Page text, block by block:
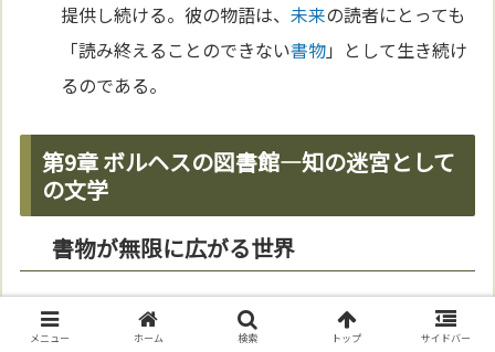
提供し続ける。彼の物語は、未来の読者にとっても
「読み終えることのできない書物」として生き続け
るのである。
第9章 ボルヘスの図書館—知の迷宮として
の文学
書物が無限に広がる世界
ボルヘスの最も有名な短編の一つ「バベルの
図書
館
」は、すべての 存在 無限の図書館 を描
メニュー ホーム 検索 トップ サイドバー